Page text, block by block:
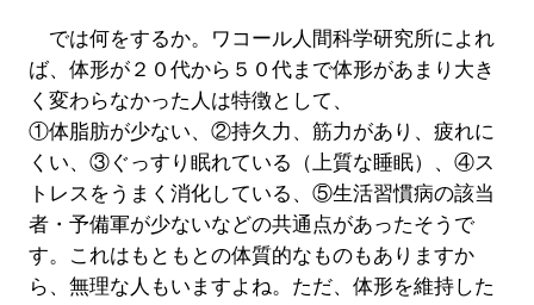
では何をするか。ワコール人間科学研究所によれ
ば、体形が２０代から５０代まで体形があまり大き
く変わらなかった人は特徴として、
①体脂肪が少ない、②持久力、筋力があり、疲れに
くい、③ぐっすり眠れている（上質な睡眠）、④ス
トレスをうまく消化している、⑤生活習慣病の該当
者・予備軍が少ないなどの共通点があったそうで
す。これはもともとの体質的なものもありますか
ら、無理な人もいますよね。ただ、体形を維持した